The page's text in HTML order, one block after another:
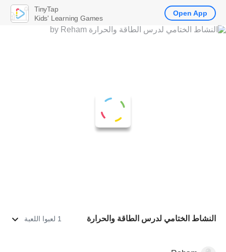
النشاط الختامي لدرس الطاقة والحرارة 1 لعبوا اللعبة
TinyTap
Kids' Learning Games
Open App